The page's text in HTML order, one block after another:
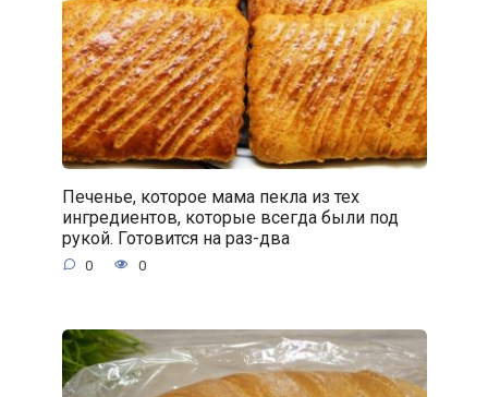
Печенье, которое мама пекла из тех
ингредиентов, которые всегда были под
рукой. Готовится на раз-два
0 0